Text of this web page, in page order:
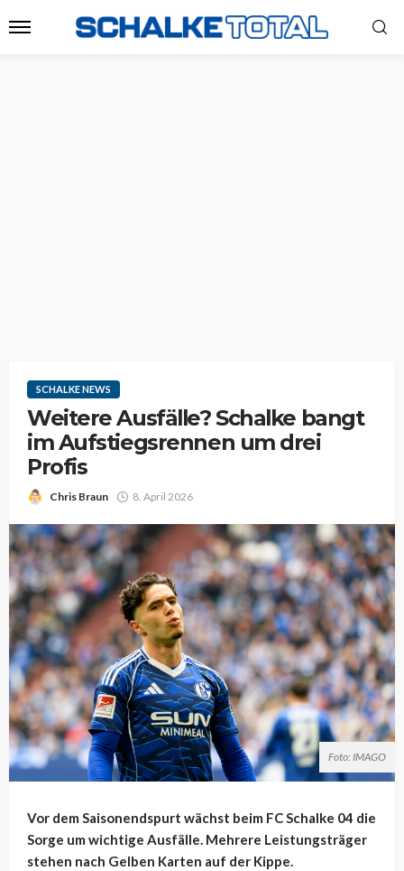
SCHALKE NEWS
Weitere Ausfälle? Schalke bangt
im Aufstiegsrennen um drei
Profis
Chris Braun 8. April 2026
Foto: IMAGO
Vor dem Saisonendspurt wächst beim FC Schalke 04 die
Sorge um wichtige Ausfälle. Mehrere Leistungsträger
stehen nach Gelben Karten auf der Kippe.